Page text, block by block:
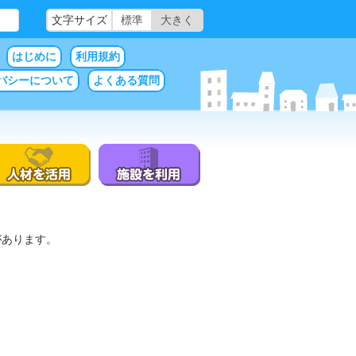
文字サイズ 標準 大きく
はじめに
利用規約
シーについて
よくある質問
ります。